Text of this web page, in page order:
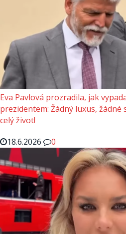
Eva Pavlová prozradila, jak
prezidentem: Žádný luxus, žádné
celý život!
18.6.2026
0